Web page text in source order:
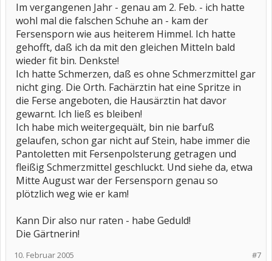
Im vergangenen Jahr - genau am 2. Feb. - ich hatte
wohl mal die falschen Schuhe an - kam der
Fersensporn wie aus heiterem Himmel. Ich hatte
gehofft, daß ich da mit den gleichen Mitteln bald
wieder fit bin. Denkste!
Ich hatte Schmerzen, daß es ohne Schmerzmittel gar
nicht ging. Die Orth. Fachärztin hat eine Spritze in
die Ferse angeboten, die Hausärztin hat davor
gewarnt. Ich ließ es bleiben!
Ich habe mich weitergequält, bin nie barfuß
gelaufen, schon gar nicht auf Stein, habe immer die
Pantoletten mit Fersenpolsterung getragen und
fleißig Schmerzmittel geschluckt. Und siehe da, etwa
Mitte August war der Fersensporn genau so
plötzlich weg wie er kam!
Kann Dir also nur raten - habe Geduld!
Die Gärtnerin!
#7
10. Februar 2005